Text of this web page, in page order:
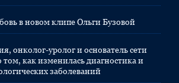
в новом клипе Ольги Бузовой
онколог-уролог и основатель сети
как изменилась диагностика и
заболеваний